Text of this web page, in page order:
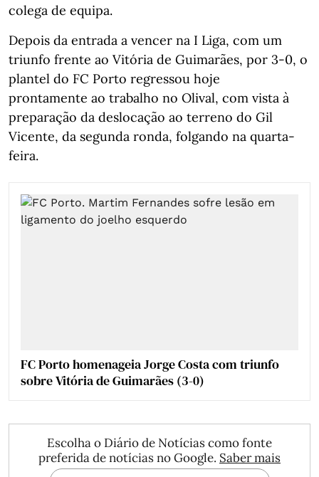
colega de equipa.
Depois da entrada a vencer na I Liga, com um
triunfo frente ao Vitória de Guimarães, por 3-0, o
plantel do FC Porto regressou hoje
prontamente ao trabalho no Olival, com vista à
preparação da deslocação ao terreno do Gil
Vicente, da segunda ronda, folgando na quarta-
feira.
FC Porto homenageia Jorge Costa com triunfo
sobre Vitória de Guimarães (3-0)
Escolha o Diário de Notícias como fonte
preferida de notícias no Google. Saber mais